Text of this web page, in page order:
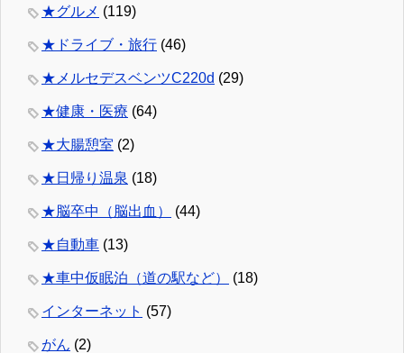
★グルメ (119)
★ドライブ・旅行 (46)
★メルセデスベンツC220d (29)
★健康・医療 (64)
★大腸憩室 (2)
★日帰り温泉 (18)
★脳卒中（脳出血） (44)
★自動車 (13)
★車中仮眠泊（道の駅など） (18)
インターネット (57)
がん (2)